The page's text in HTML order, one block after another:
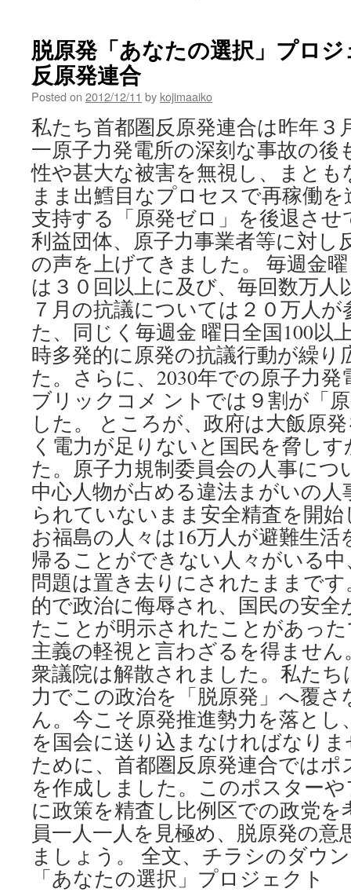
脱原発「あなたの選択」プロ
反原発連合
Posted on 2012/12/11 by kojimaaiko
私たち首都圏反原発連合は昨年３
一原子力発電所の深刻な事故の後
性や甚大な被害を無視し、まと
まま出鱈目なプロセスで再稼働
支持する「原発ゼロ」を後退さ
利益団体、原子力事業者等に対し
の声を上げてきました。 毎週金
は３０回以上に及び、毎回数万人
７月の抗議については２０万人
た、同じく毎週金 曜日全国100以
時多発的に原発の抗議行動が繰
た。さらに、2030年での原子力
ブリックコメ ントでは９割が「
した。 ところが、政府は大飯原
く電力が足りないと国民を脅し
た。原子力規制委員会の人事に
中心人物が占める違法まがいの
られていないまま安全精査を開
お福島の人々は16万人が避難生
帰ることができない人々がいる
問題は置き去りにされたままで
的で政治に侮辱され、国民の安
たことが明示されたことがあっ
主義の軽視と言わざるを得ません
衆議院は解散されました。私た
力でこの政治を「脱原発」へ覆
ん。今こそ原発推進勢力を落とし
を国会に送り込まなければなり
ために、首都圏反原発連合では
を作成しました。このポスター
に政策を精査し比例区での政党を
員一人一人を見極め、脱原発の意
ましょう。 全文、チラシのダウ
「あなたの選択」プロジェクト